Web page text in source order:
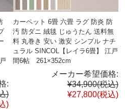
:
)
)
カーペット 6畳 六畳 ラグ 防炎 防
汚 防ダニ 絨毯 じゅうたん 送料無
料 丸巻き 安い 激安 シンプル ナチ
ュラル SINCOL【レイラ6畳】 江戸
間6帖 261×352cm
メーカー希望価格:
¥34,900(税込)
¥27,800(税込)